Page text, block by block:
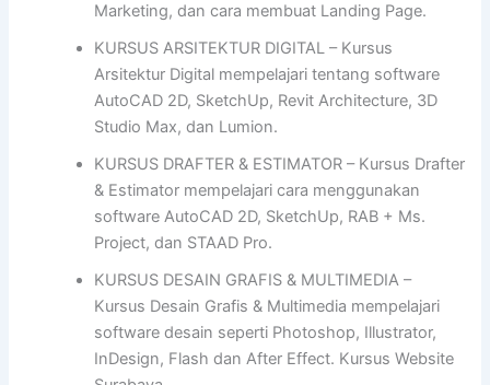
Marketing, dan cara membuat Landing Page.
KURSUS ARSITEKTUR DIGITAL – Kursus
Arsitektur Digital mempelajari tentang software
AutoCAD 2D, SketchUp, Revit Architecture, 3D
Studio Max, dan Lumion.
KURSUS DRAFTER & ESTIMATOR – Kursus Drafter
& Estimator mempelajari cara menggunakan
software AutoCAD 2D, SketchUp, RAB + Ms.
Project, dan STAAD Pro.
KURSUS DESAIN GRAFIS & MULTIMEDIA –
Kursus Desain Grafis & Multimedia mempelajari
software desain seperti Photoshop, Illustrator,
InDesign, Flash dan After Effect. Kursus Website